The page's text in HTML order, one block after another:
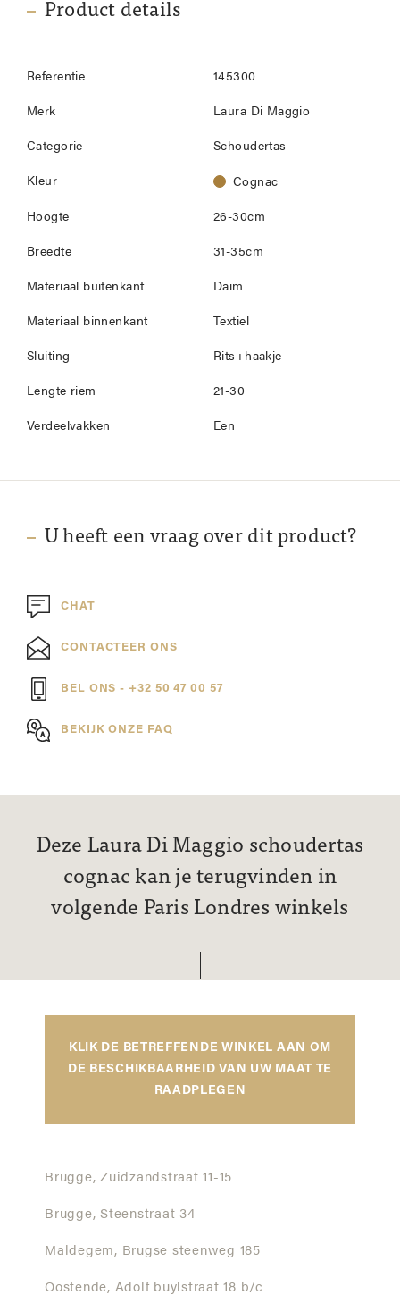
Product details
Referentie 145300
Merk Laura Di Maggio
Categorie Schoudertas
Kleur Cognac
Hoogte 26-30cm
Breedte 31-35cm
Materiaal buitenkant Daim
Materiaal binnenkant Textiel
Sluiting Rits+haakje
Lengte riem 21-30
Verdeelvakken Een
U heeft een vraag over dit product?
CHAT
CONTACTEER ONS
BEL ONS - +32 50 47 00 57
BEKIJK ONZE FAQ
Deze Laura Di Maggio schoudertas
cognac kan je terugvinden in
volgende Paris Londres winkels
KLIK DE BETREFFENDE WINKEL AAN OM
DE BESCHIKBAARHEID VAN UW MAAT TE
RAADPLEGEN
Brugge, Zuidzandstraat 11-15
Brugge, Steenstraat 34
Maldegem, Brugse steenweg 185
Oostende, Adolf buylstraat 18 b/c